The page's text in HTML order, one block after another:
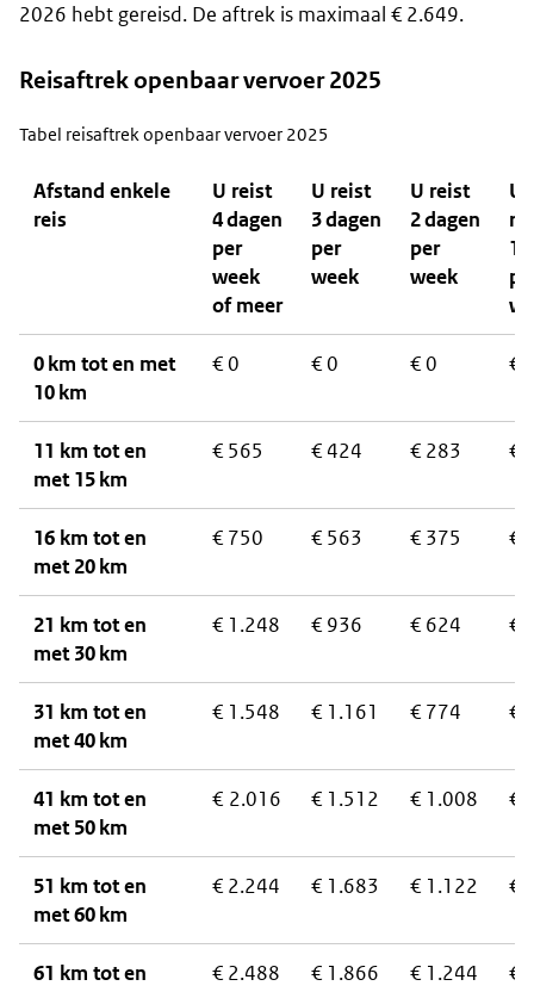
2026 hebt gereisd. De aftrek is maximaal € 2.649.
Reisaftrek openbaar vervoer 2025
Tabel reisaftrek openbaar vervoer 2025
Afstand enkele
reis
U reist
4 dagen
per
week
of meer
U reist
3 dagen
per
week
U reist
2 dagen
per
week
U
1
0 km tot en met
10 km
€ 0 € 0 € 0 €
11 km tot en
met 15 km
€ 565 € 424 € 283 €
16 km tot en
met 20 km
€ 750 € 563 € 375 €
21 km tot en
met 30 km
€ 1.248 € 936 € 624 €
31 km tot en
met 40 km
€ 1.548 € 1.161 € 774 €
41 km tot en
met 50 km
€ 2.016 € 1.512 € 1.008 €
51 km tot en
met 60 km
€ 2.244 € 1.683 € 1.122 €
61 km tot en
€ 2.488 € 1.866 € 1.244 €